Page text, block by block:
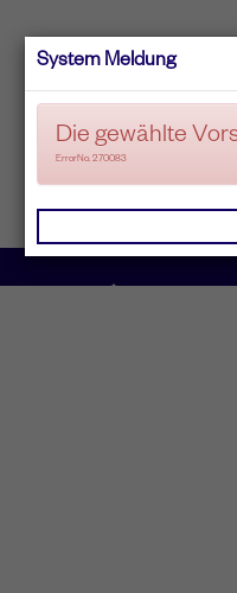
System Meldung
Die gewählte
ErrorNo. 270083